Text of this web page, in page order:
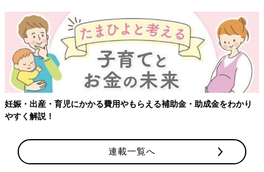
児にかかる費用やもらえる補助金・助成金をわかり 【ワクチン接
連載一覧へ